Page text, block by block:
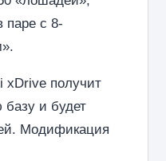
паре с 8-
xDrive получит
и будет
Модификация